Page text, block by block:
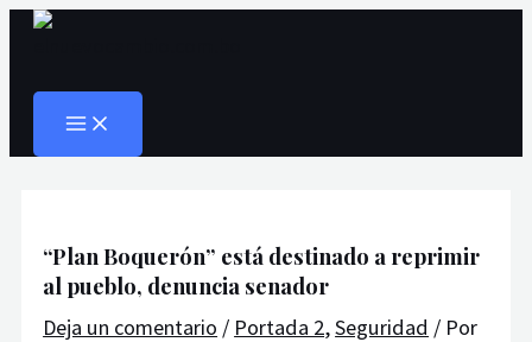
Ir
contenido
MAIN
“Plan Boquerón” está destinado a reprimir
al pueblo, denuncia senador
Deja un comentario / Portada 2,Seguridad / Por
Navegación
entradas
Escribe
Nombre*
Correo
Web